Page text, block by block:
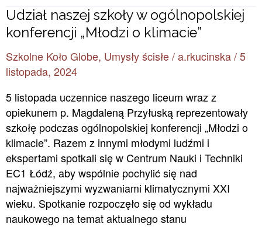
Udział naszej szkoły w ogólnopolskiej
konferencji „Młodzi o klimacie”
Szkolne Koło Globe, Umysły ścisłe/a.rkucinska/5
listopada, 2024
5 listopada uczennice naszego liceum wraz z
opiekunem p. Magdaleną Przyłuską reprezentowały
szkołę podczas ogólnopolskiej konferencji „Młodzi o
klimacie”. Razem z innymi młodymi ludźmi i
ekspertami spotkali się w Centrum Nauki i Techniki
EC1 Łódź, aby wspólnie pochylić się nad
najważniejszymi wyzwaniami klimatycznymi XXI
wieku. Spotkanie rozpoczęło się od wykładu
naukowego na temat aktualnego stanu
Udział
naszej
w
ogólnopolskiej
„Młodzi
o
klimacie”